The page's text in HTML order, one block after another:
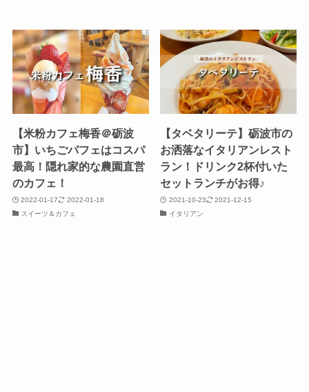
【米粉カフェ梅香＠砺波
市】いちごパフェはコスパ
最高！隠れ家的な農園直営
のカフェ！
2022-01-17
2022-01-18
スイーツ＆カフェ
【タベタリーテ】砺波市の
お洒落なイタリアンレスト
ラン！ドリンク2杯付いた
セットランチがお得♪
2021-10-23
2021-12-15
イタリアン